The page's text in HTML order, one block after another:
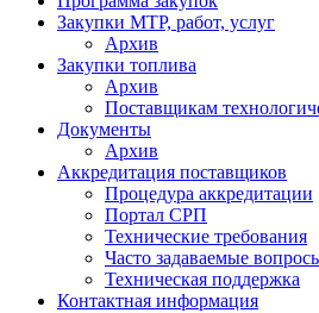
Закупки МТР, работ, услуг
Архив
Закупки топлива
Архив
Поставщикам
Документы
Архив
Аккредитация поставщиков
Процедура аккредитации
Портал СРП
Технические требования
Часто задаваемые
Техническая поддержка
Контактная информация